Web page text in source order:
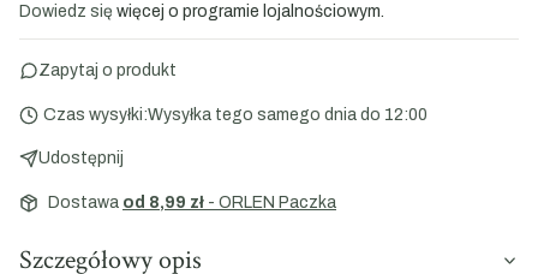
Dowiedz się więcej o programie lojalnościowym.
Zapytaj o produkt
Czas wysyłki:Wysyłka tego samego dnia do 12:00
Udostępnij
Dostawa od 8,99 zł - ORLEN Paczka
Szczegółowy opis